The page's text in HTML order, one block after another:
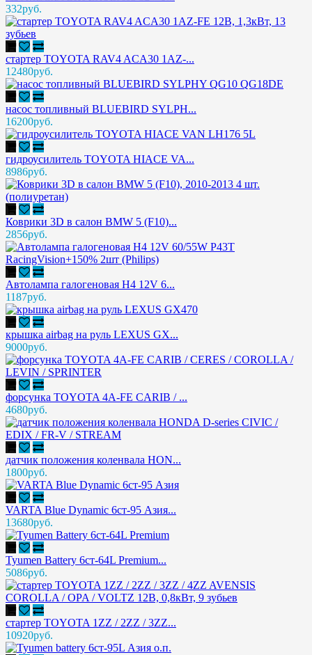
332руб.
стартер TOYOTA RAV4 ACA30 1AZ-...
12480руб.
насос топливный BLUEBIRD SYLPH...
16200руб.
гидроусилитель TOYOTA HIACE VA...
8986руб.
Коврики 3D в салон BMW 5 (F10)...
2856руб.
Автолампа галогеновая H4 12V 6...
1187руб.
крышка airbag на руль LEXUS GX...
9000руб.
форсунка TOYOTA 4A-FE CARIB / ...
4680руб.
датчик положения коленвала HON...
1800руб.
VARTA Blue Dynamic 6ст-95 Азия...
13680руб.
Tyumen Battery 6ст-64L Premium...
5086руб.
стартер TOYOTA 1ZZ / 2ZZ / 3ZZ...
10920руб.